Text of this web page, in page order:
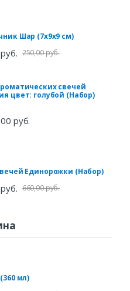
Шар (7х9х9 см)
250,00 руб.
свечей
цвет: голубой (Набор)
руб.
Единорожки (Набор)
660,00 руб.
мл)